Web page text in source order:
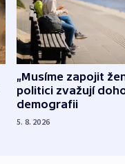
„Musíme zapojit
politici zvažují
demografii
5. 8. 2026